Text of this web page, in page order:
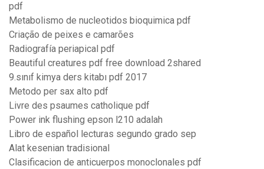
pdf
Metabolismo de nucleotidos bioquimica pdf
Criação de peixes e camarões
Radiografía periapical pdf
Beautiful creatures pdf free download 2shared
9.sınıf kimya ders kitabı pdf 2017
Metodo per sax alto pdf
Livre des psaumes catholique pdf
Power ink flushing epson l210 adalah
Libro de español lecturas segundo grado sep
Alat kesenian tradisional
Clasificacion de anticuerpos monoclonales pdf